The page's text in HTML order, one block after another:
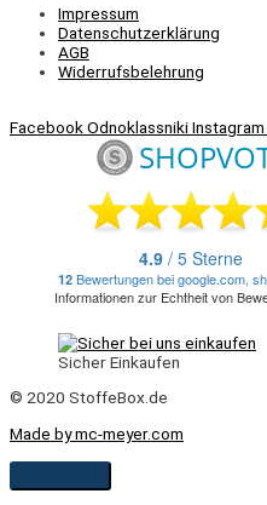
Impressum
Datenschutzerklärung
AGB
Widerrufsbelehrung
FacebookOdnoklassnikiInstagram
Sicher Einkaufen
© 2020 StoffeBox.de
Made by mc-meyer.com